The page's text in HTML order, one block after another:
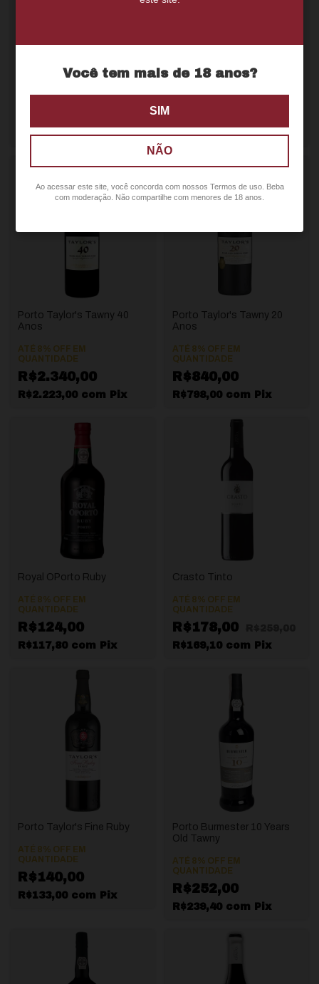
QUANTIDADE
R$133,00com Pix
QUANTIDADE
R$103,55com Pix
Porto Taylor's Tawny 40
Anos
ATÉ 8% OFF EM
QUANTIDADE
R$2.340,00
R$2.223,00 com Pix
Porto Taylor's Tawny 20
Anos
ATÉ 8% OFF EM
QUANTIDADE
R$840,00
R$798,00 com Pix
Royal OPorto Ruby
ATÉ 8% OFF EM
QUANTIDADE
R$124,00
R$117,80 com Pix
Crasto Tinto
ATÉ 8% OFF EM
QUANTIDADE
R$178,00
R$169,10 com Pix
Porto Taylor's Fine Ruby
ATÉ 8% OFF EM
QUANTIDADE
R$140,00
R$133,00 com Pix
Porto Burmester 10 Years
Old Tawny
ATÉ 8% OFF EM
QUANTIDADE
R$252,00
R$239,40 com Pix
Você tem mais de 18 anos?
SIM
NÃO
Ao acessar este site, você concorda com nossos Termos de uso. Beba
com moderação. Não compartilhe com menores de 18 anos.